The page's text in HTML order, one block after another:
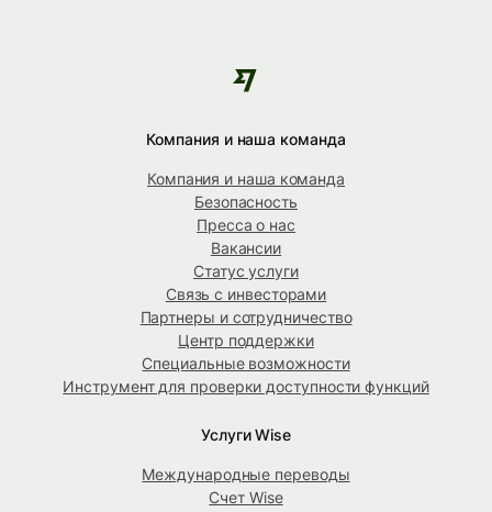
Компания и наша команда
Компания и наша команда
Безопасность
Пресса о нас
Вакансии
Статус услуги
Связь с инвесторами
Партнеры и сотрудничество
Центр поддержки
Специальные возможности
Инструмент для проверки доступности функций
Услуги Wise
Международные переводы
Счет Wise